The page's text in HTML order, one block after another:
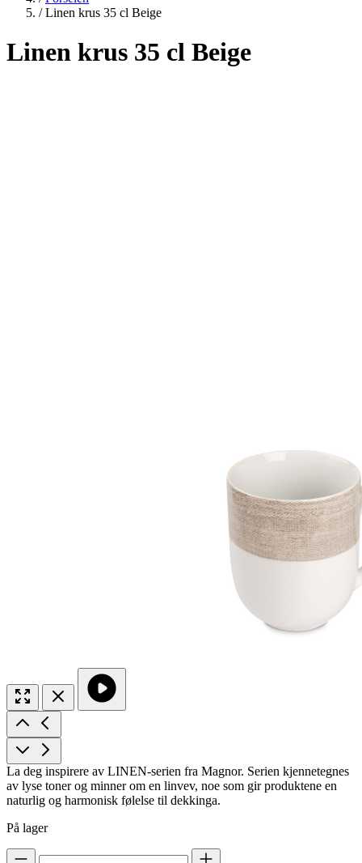
/ Linen krus 35 cl Beige
Linen krus 35 cl Beige
La deg inspirere av LINEN-serien fra Magnor. Serien kjennetegnes
av lyse toner og minner om en linvev, noe som gir produktene en
naturlig og harmonisk følelse til dekkinga.
På lager